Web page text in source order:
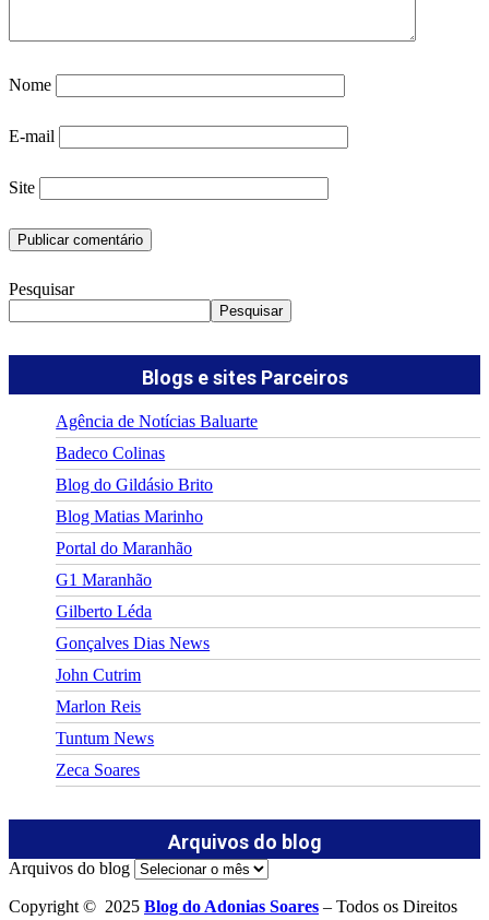
Nome
E-mail
Site
Pesquisar
Pesquisar
Blogs e sites Parceiros
Agência de Notícias Baluarte
Badeco Colinas
Blog do Gildásio Brito
Blog Matias Marinho
Portal do Maranhão
G1 Maranhão
Gilberto Léda
Gonçalves Dias News
John Cutrim
Marlon Reis
Tuntum News
Zeca Soares
Arquivos do blog
Arquivos do blog
Copyright © 2025 Blog do Adonias Soares – Todos os Direitos